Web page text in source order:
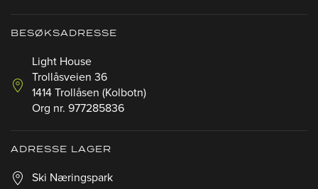
BESØKSADRESSE
Light House
Trollåsveien 36
1414 Trollåsen (Kolbotn)
Org nr. 977285836
ADRESSE LAGER
Ski Næringspark